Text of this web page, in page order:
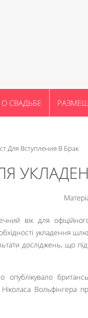
О СВАДЬБЕ
Для Вступления В Брак
вік для
укладення
досліджень, що
опублікувало
Вольфінгера